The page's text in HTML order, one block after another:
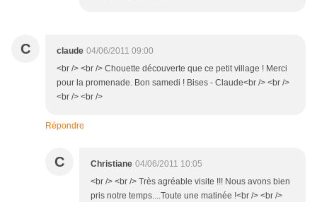
C claude 04/06/2011 09:00
<br /> <br /> Chouette découverte que ce petit village ! Merci
pour la promenade. Bon samedi ! Bises - Claude<br /> <br />
<br /> <br />
Répondre
C Christiane 04/06/2011 10:05
<br /> <br /> Très agréable visite !!! Nous avons bien
pris notre temps....Toute une matinée !<br /> <br />